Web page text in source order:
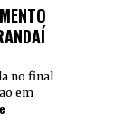
no final
em